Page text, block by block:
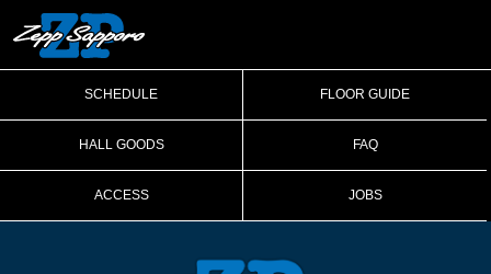
SCHEDULE FLOOR GUIDE
HALL GOODS FAQ
ACCESS JOBS